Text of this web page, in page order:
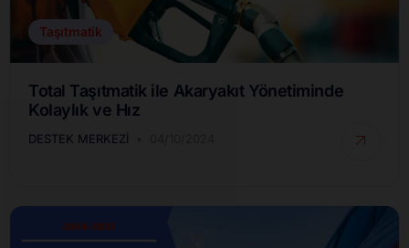
Taşıtmatik
Total Taşıtmatik ile Akaryakıt Yönetiminde
Kolaylık ve Hız
DESTEK MERKEZI